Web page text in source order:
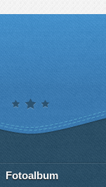
Fotoalbum